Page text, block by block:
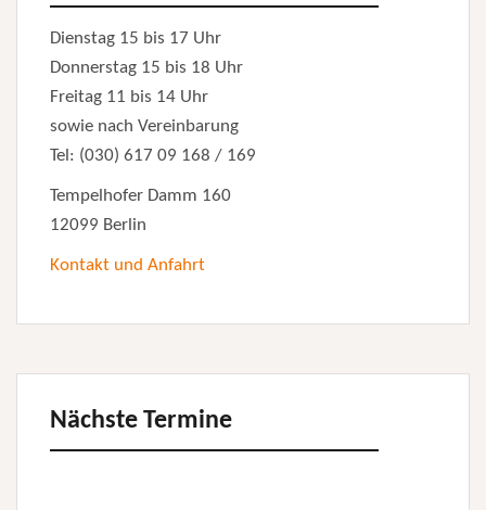
Dienstag 15 bis 17 Uhr
Donnerstag 15 bis 18 Uhr
Freitag 11 bis 14 Uhr
sowie nach Vereinbarung
Tel: (030) 617 09 168 / 169
Tempelhofer Damm 160
12099 Berlin
Kontakt und Anfahrt
Nächste Termine